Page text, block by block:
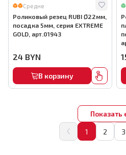
Средне
Роликовый резец RUBI Ø22мм,
посадка 5мм, серия EXTREME
GOLD, арт.01943
24 BYN
В корзину
Показать
1 2 3